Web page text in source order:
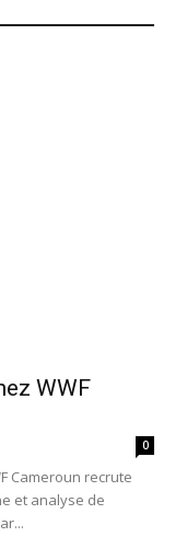
WWF
0
Cameroun recrute
et analyse de